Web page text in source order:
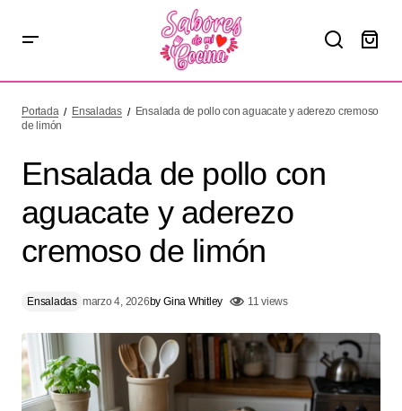
limón
Portada Ensaladas
Ensalada de pollo con aguacate y aderezo cremoso
de limón
Ensalada de pollo con
aguacate y aderezo
cremoso de limón
Ensaladas marzo 4, 2026by Gina Whitley 11 views